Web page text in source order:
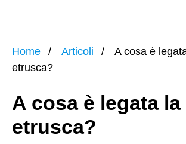
Home Articoli
A cosa è
etrusca?
A cosa è legata
etrusca?